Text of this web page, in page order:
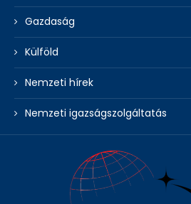
Gazdaság
Külföld
Nemzeti hírek
Nemzeti igazságszolgáltatás